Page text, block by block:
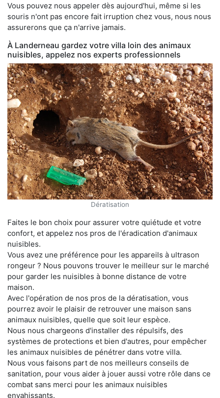
Vous pouvez nous appeler dès aujourd'hui, même si les
souris n'ont pas encore fait irruption chez vous, nous nous
assurerons que ça n'arrive jamais.
À Landerneau gardez votre villa loin des animaux
nuisibles, appelez nos experts professionnels
Dératisation
Faites le bon choix pour assurer votre quiétude et votre
confort, et appelez nos pros de l'éradication d'animaux
nuisibles.
Vous avez une préférence pour les appareils à ultrason
rongeur ? Nous pouvons trouver le meilleur sur le marché
pour garder les nuisibles à bonne distance de votre
maison.
Avec l'opération de nos pros de la dératisation, vous
pourrez avoir le plaisir de retrouver une maison sans
animaux nuisibles, quelle que soit leur espèce.
Nous nous chargeons d'installer des répulsifs, des
systèmes de protections et bien d'autres, pour empêcher
les animaux nuisibles de pénétrer dans votre villa.
Nous vous faisons part de nos meilleurs conseils de
sanitation, pour vous aider à jouer aussi votre rôle dans ce
combat sans merci pour les animaux nuisibles
envahissants.